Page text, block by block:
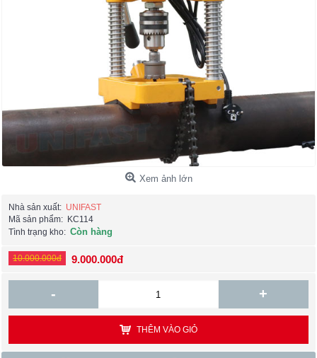
Xem ảnh lớn
Nhà sản xuất: UNIFAST
Mã sản phẩm: KC114
Tình trạng kho: Còn hàng
10.000.000đ 9.000.000đ
- +
THÊM VÀO GIỎ